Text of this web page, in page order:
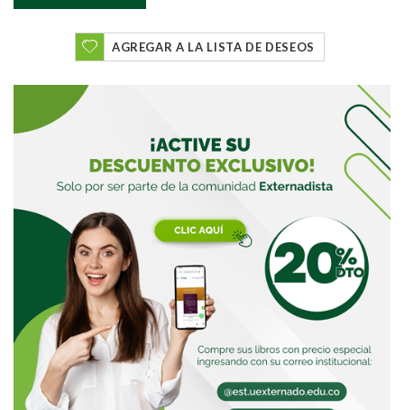
Buscar
Buscar
AGREGAR A LA LISTA DE DESEOS